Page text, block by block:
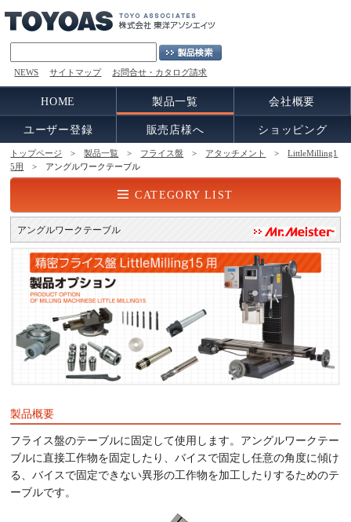
NEWS サイトマップ お問合せ・カタログ請求
HOME 製品一覧 会社概要
ユーザー登録 販売店様へ ショッピング
トップページ >製品一覧 > フライス盤 > アタッチメント >LittleMilling1
5用
> アングルワークテーブル
CATEGORY LIST
アングルワークテーブル
製品概要
フライス盤のテーブルに固定して使用します。アングルワークテー
ブルに直接工作物を固定したり、バイスで固定し任意の角度に傾け
る、バイスで固定できない異形の工作物を加工したりするためのテ
ーブルです。